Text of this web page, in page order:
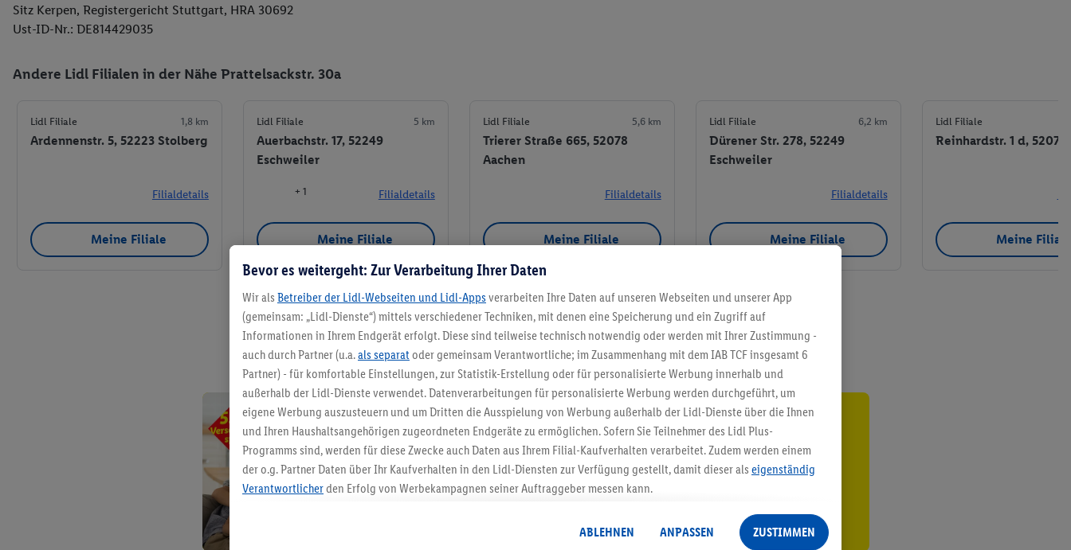
Sitz Kerpen, Registergericht Stuttgart, HRA 30692
Ust-ID-Nr.: DE814429035
Andere Lidl Filialen in der Nähe Prattelsackstr. 30a
Lidl Filiale 1,8 km
Ardennenstr. 5, 52223 Stolberg
Filialdetails
Meine Filiale
Lidl Filiale 5 km
Auerbachstr. 17, 52249
Eschweiler
+ 1 Filialdetails
Meine Filiale
Lidl Filiale 5,6 km
Trierer Straße 665, 52078
Aachen
Filialdetails
Meine Filiale
Lidl Filiale 6,2 km
Dürener Str. 278, 52249
Eschweiler
Filialdetails
Meine Filiale
Lidl Filiale
Reinhardstr. 1 d, 52078
Meine
Meine Filiale
5.95 € Versand sparen³²ᵃ
Jetzt zum Newsletter anmelden
Bevor es weitergeht: Zur Verarbeitung Ihrer Daten
Wir als Betreiber der Lidl-Webseiten und Lidl-Apps verarbeiten Ihre Daten auf unseren Webseiten und unserer App
(gemeinsam: „Lidl-Dienste“) mittels verschiedener Techniken, mit denen eine Speicherung und ein Zugriff auf
Informationen in Ihrem Endgerät erfolgt. Diese sind teilweise technisch notwendig oder werden mit Ihrer Zustimmung -
auch durch Partner (u.a.als separat oder gemeinsam Verantwortliche; im Zusammenhang mit dem IAB TCF insgesamt 6
Partner) - für komfortable Einstellungen, zur Statistik-Erstellung oder für personalisierte Werbung innerhalb und
außerhalb der Lidl-Dienste verwendet. Datenverarbeitungen für personalisierte Werbung werden durchgeführt, um
eigene Werbung auszusteuern und um Dritten die Ausspielung von Werbung außerhalb der Lidl-Dienste über die Ihnen
und Ihren Haushaltsangehörigen zugeordneten Endgeräte zu ermöglichen. Sofern Sie Teilnehmer des Lidl Plus-
Programms sind, werden für diese Zwecke auch Daten aus Ihrem Filial-Kaufverhalten verarbeitet. Zudem werden einem
der o.g. Partner Daten über Ihr Kaufverhalten in den Lidl-Diensten zur Verfügung gestellt, damit dieser als eigenständig
Verantwortlicherden Erfolg von Werbekampagnen seiner Auftraggeber messen kann.
angereicherten Profilen. Dies umfasst die Zusammenführung von Daten (z.B. über Ihre Nutzung der Lidl-Dienste, Ihr
Kaufverhalten in den Lidl-Diensten, Informationen aus Ihrem Kundenkonto - z.B. Alter oder Geschlecht - sowie Ihre
ABLEHNEN ANPASSEN ZUSTIMMEN